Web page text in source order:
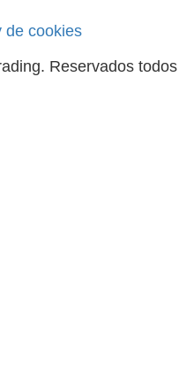
de cookies
Reservados todos